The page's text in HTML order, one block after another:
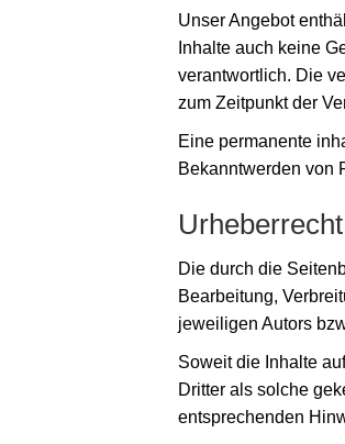
Unser Angebot
Inhalte auch keine
verantwortlich. Die
zum Zeitpunkt der
Eine permanente
Bekanntwerden von
Urheberrecht
Die durch die
Bearbeitung,
jeweiligen Autors
Soweit die Inhalte
Dritter als solche
entsprechenden